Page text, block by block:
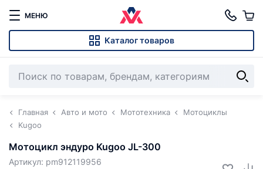
МЕНЮ
Каталог товаров
Главная Авто и мото Мототехника
Мотоциклы
Kugoo
Мотоцикл эндуро Kugoo JL-300
Артикул: pm912119956